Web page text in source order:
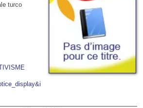
turco